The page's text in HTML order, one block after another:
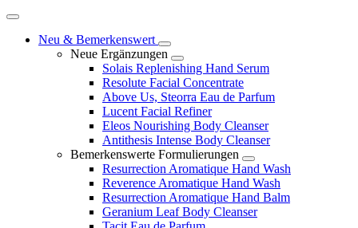
Neu & Bemerkenswert
Neue Ergänzungen
Solais Replenishing Hand Serum
Resolute Facial Concentrate
Above Us, Steorra Eau de Parfum
Lucent Facial Refiner
Eleos Nourishing Body Cleanser
Antithesis Intense Body Cleanser
Bemerkenswerte Formulierungen
Resurrection Aromatique Hand Wash
Reverence Aromatique Hand Wash
Resurrection Aromatique Hand Balm
Geranium Leaf Body Cleanser